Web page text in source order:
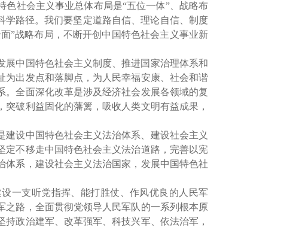
社会主义事业总体布局是“五位一体”、战略布
学路径。我们要坚定道路自信、理论自信、制度
”战略布局，不断开创中国特色社会主义事业新
中国特色社会主义制度、推进国家治理体系和
出发点和落脚点，为人民幸福安康、社会和谐
全面深化改革是涉及经济社会发展各领域的复
破利益固化的藩篱，吸收人类文明有益成果，
设中国特色社会主义法治体系、建设社会主义
不移走中国特色社会主义法治道路，完善以宪
系，建设社会主义法治国家，发展中国特色社
一支听党指挥、能打胜仗、作风优良的人民军
路，全面贯彻党领导人民军队的一系列根本原
政治建军、改革强军、科技兴军、依法治军，